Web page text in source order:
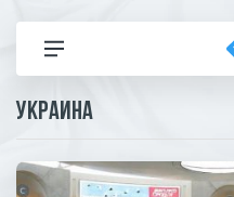
Все новости
Политика
Украина